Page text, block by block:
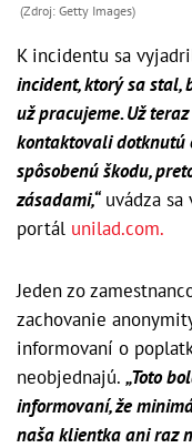
(Zdroj: Getty Images)
K incidentu sa
incident, ktorý sa stal,
už pracujeme. Už
kontaktovali dotknutú
spôsobenú škodu,
zásadami,“uvádza sa
portál unilad.com.
Jeden zo
zachovanie
informovaní o
neobjednajú. „Toto
informovaní, že
naša klientka ani raz